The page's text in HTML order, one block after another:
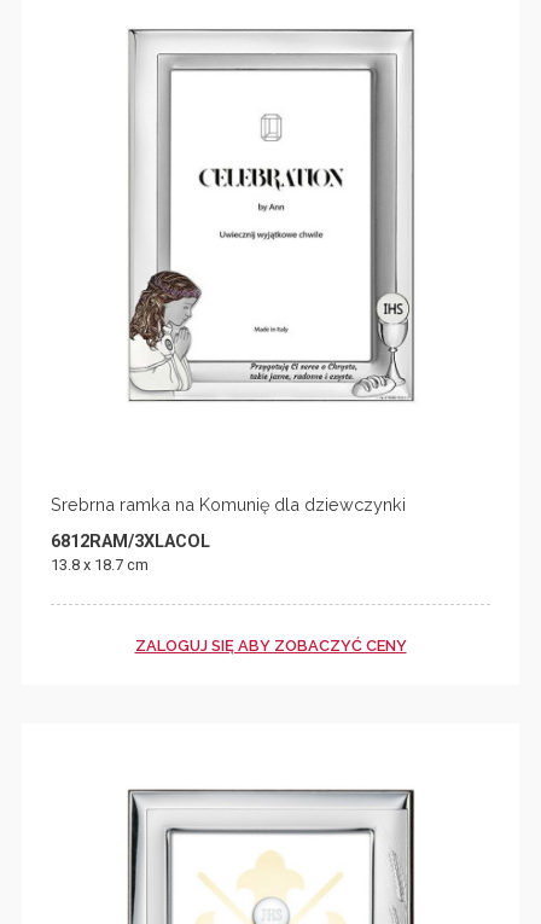
Srebrna ramka na Komunię dla dziewczynki
6812RAM/3XLACOL
13.8 x 18.7 cm
ZALOGUJ SIĘ ABY ZOBACZYĆ CENY